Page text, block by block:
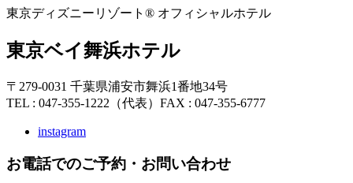
東京ディズニーリゾート® オフィシャルホテル
東京ベイ舞浜ホテル
〒279-0031 千葉県浦安市舞浜1番地34号
TEL : 047-355-1222（代表） FAX : 047-355-6777
instagram
お電話でのご予約・お問い合わせ